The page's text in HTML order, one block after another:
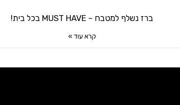
ברז נשלף למטבח – MUST HAVE בכל בית!
קרא עוד »